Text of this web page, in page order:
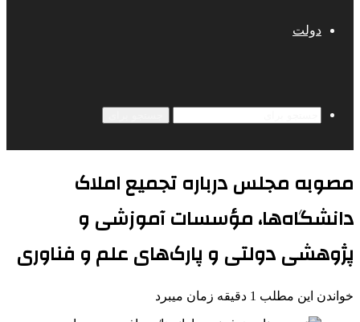
دولت
مصوبه مجلس درباره تجمیع املاک
دانشگاه‌ها، مؤسسات آموزشی و
پژوهشی دولتی و پارک‌های علم و فناوری
خواندن این مطلب 1 دقیقه زمان میبرد